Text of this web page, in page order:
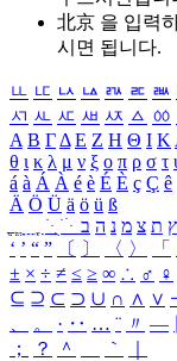
北京 을 입력
시면 됩니다.
ㅥ ㅦ ㅧ ㅨ ㅩ ㅪ ㅫ
ㅺ ㅻ ㅼ ㅽ ㅾ ㅿ ㆀ
Α Β ΓΔ Ε Ζ Η Θ Ι Κ
θ ι κ λ μ ν ξ ο π ρ σ τ
á à Á À é è É È ç Ç ê
Ä Ö Ü ä ö ü ß
ִֶֹ ֻּ ׁׂ ץ ת צ מ נ ה ב
‘ ’ “ ” 〔 〕 〈 〉 「
± × ÷ ≠ ≤ ≥ ∞ ∴ ♂ ♀
⊆ ⊇ ⊂ ⊃ ∪ ∩ ∧ ∨
、
。 · ‥ … ¨ 〃 ―
；
？ ＾ ｀